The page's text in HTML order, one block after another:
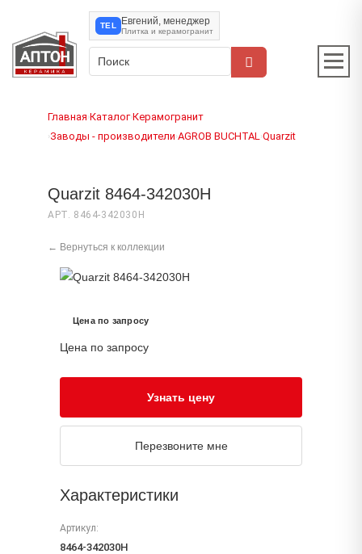
TEL Евгений, менеджер
Плитка и керамогранит
Главная›Каталог›Керамогранит
›Заводы - производители›AGROB BUCHTAL›Quarzit
Quarzit 8464-342030H
АРТ. 8464-342030H
← Вернуться к коллекции
Цена по запросу
Цена по запросу
Узнать цену
Перезвоните мне
Характеристики
Артикул:
8464-342030H